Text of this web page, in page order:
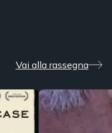
Vai alla rassegna